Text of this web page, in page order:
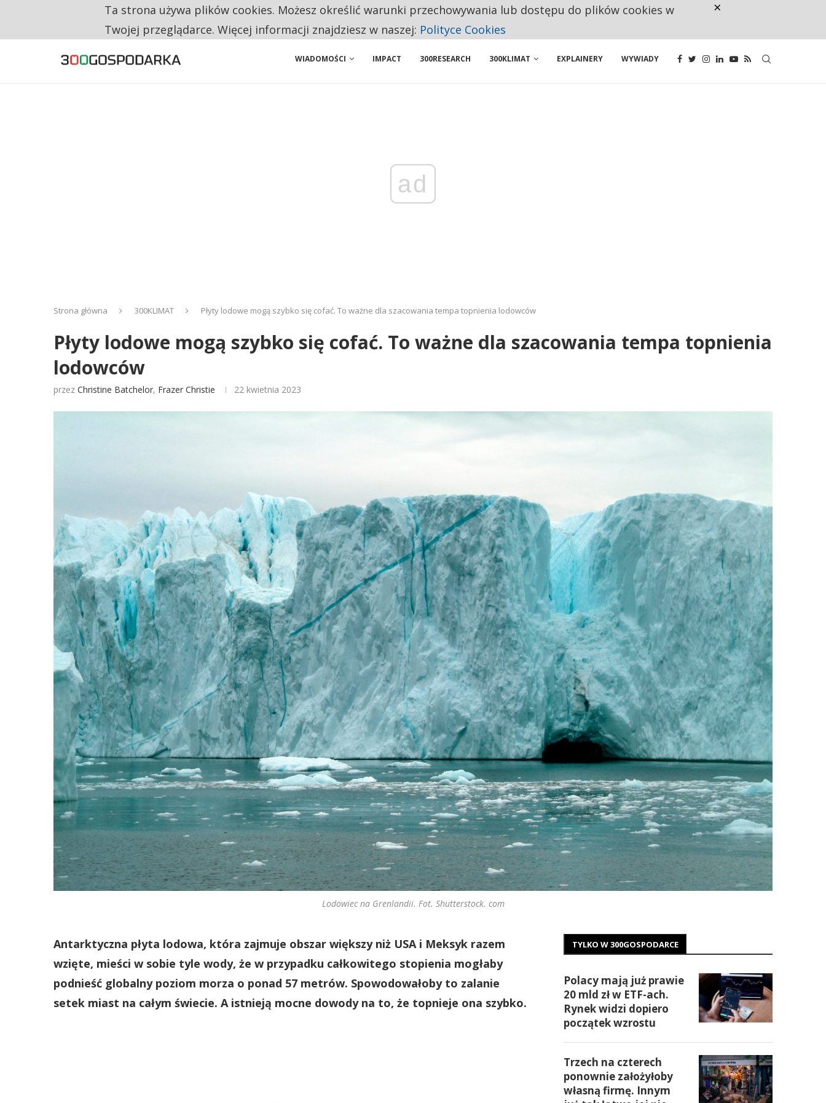
RESTRYKCJE CHIN UDERZAJĄ W EUROPEJSKI PRZEMYSŁ. NA LIŚCIE SĄ DWA PODMIOTY Z POLSKI
WIADOMOŚCI IMPACT 300RESEARCH 300KLIMAT EXPLAINERY WYWIADY
ad
Strona główna 300KLIMAT Płyty lodowe mogą szybko się cofać. To ważne dla szacowania tempa topnienia lodowców
Płyty lodowe mogą szybko się cofać. To ważne dla szacowania tempa topnienia
lodowców
przez Christine Batchelor, Frazer Christie 22 kwietnia 2023
Lodowiec na Grenlandii. Fot. Shutterstock. com
Antarktyczna płyta lodowa, która zajmuje obszar większy niż USA i Meksyk razem
wzięte, mieści w sobie tyle wody, że w przypadku całkowitego stopienia mogłaby
podnieść globalny poziom morza o ponad 57 metrów. Spowodowałoby to zalanie
setek miast na całym świecie. A istnieją mocne dowody na to, że topnieje ona szybko.
TYLKO W 300GOSPODARCE
Polacy mają już prawie
20 mld zł w ETF-ach.
Rynek widzi dopiero
początek wzrostu
Trzech na czterech
ponownie założyłoby
własną firmę. Innym
Ta strona używa plików cookies. Możesz określić warunki przechowywania lub dostępu do plików cookies w
Twojej przeglądarce. Więcej informacji znajdziesz w naszej: Polityce Cookies
×